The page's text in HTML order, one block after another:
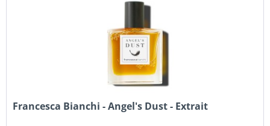
Francesca Bianchi - Angel's Dust - Extrait